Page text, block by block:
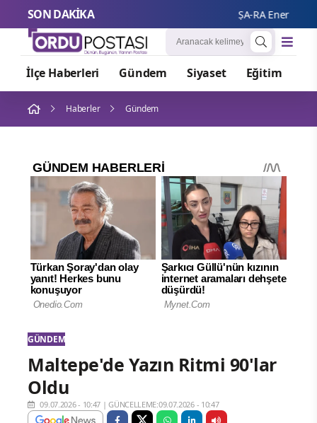
SON DAKİKA ŞA-RA Enerji'nin
İlçe Haberleri Gündem Siyaset Eğitim
Haberler Gündem
GÜNDEM
Maltepe'de Yazın Ritmi 90'lar
Oldu
09.07.2026 - 10:47 |GÜNCELLEME:09.07.2026 - 10:47